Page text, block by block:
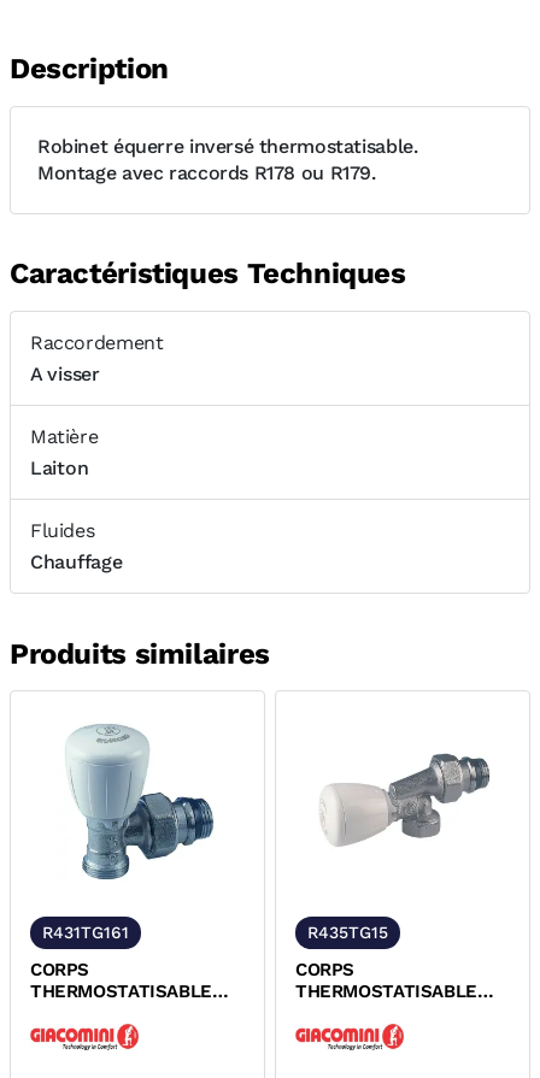
Description
Robinet équerre inversé thermostatisable.
Montage avec raccords R178 ou R179.
Caractéristiques Techniques
Raccordement
A visser
Matière
Laiton
Fluides
Chauffage
Produits similaires
R431TG161
CORPS
THERMOSTATISABLE
SERIE ALESAGE
GIACOMINI
R435TG15
CORPS
THERMOSTATISABLE
VISSER SERIE FER
GIACOMINI